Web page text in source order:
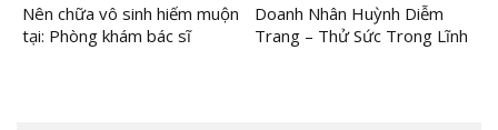
Nên chữa vô sinh hiếm muộn
tại: Phòng khám bác sĩ
Doanh Nhân Huỳnh Diễm
Trang – Thử Sức Trong Lĩnh